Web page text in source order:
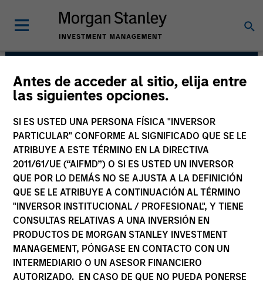
Antes de acceder al sitio, elija entre
las siguientes opciones.
SI ES USTED UNA PERSONA FÍSICA "INVERSOR
PARTICULAR" CONFORME AL SIGNIFICADO QUE SE LE
ATRIBUYE A ESTE TÉRMINO EN LA DIRECTIVA
2011/61/UE (“AIFMD”) O SI ES USTED UN INVERSOR
QUE POR LO DEMÁS NO SE AJUSTA A LA DEFINICIÓN
QUE SE LE ATRIBUYE A CONTINUACIÓN AL TÉRMINO
"INVERSOR INSTITUCIONAL / PROFESIONAL", Y TIENE
CONSULTAS RELATIVAS A UNA INVERSIÓN EN
PRODUCTOS DE MORGAN STANLEY INVESTMENT
MANAGEMENT, PÓNGASE EN CONTACTO CON UN
INTERMEDIARIO O UN ASESOR FINANCIERO
AUTORIZADO. EN CASO DE QUE NO PUEDA PONERSE
Portfolio Solutions
Group
The needs of our clients inform
everything we do. We are committed to
delivering exceptional service and
superior investment results.